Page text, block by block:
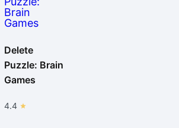
Delete
Puzzle: Brain
Games
4.4